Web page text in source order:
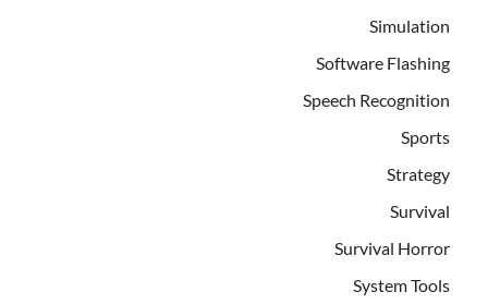
Simulation
Software Flashing
Speech Recognition
Sports
Strategy
Survival
Survival Horror
System Tools